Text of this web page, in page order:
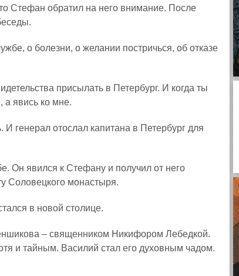
Стефан обратил на него внимание. После
о болезни, о желании постричься, об отказе
присылать в Петербург. И когда ты
а явись ко мне.
генерал отослал капитана в Петербург для
Он явился к Стефану и получил от него
Соловецкого монастыря.
в новой столице.
– священником Никифором Лебедкой.
и тайным. Василий стал его духовным чадом.